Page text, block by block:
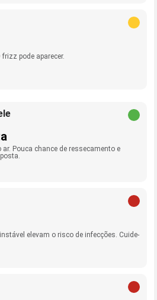
pode aparecer.
Pouca chance de ressecamento e
elevam o risco de infecções. Cuide-